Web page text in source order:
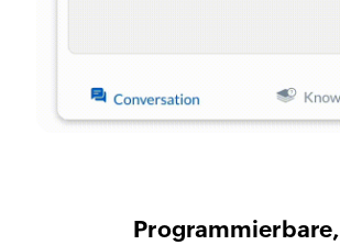
Programmierbare,